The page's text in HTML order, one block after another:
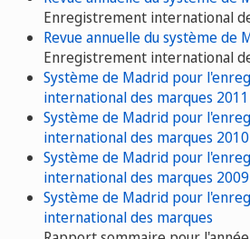
Enregistrement international
Revue annuelle du système de
Enregistrement international
Système de Madrid pour
international des marques 2011
Système de Madrid pour
international des marques 2010
Système de Madrid pour
international des marques 2009
Système de Madrid pour
international des marques